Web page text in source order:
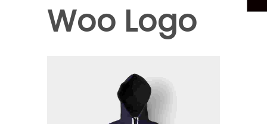
Woo Logo